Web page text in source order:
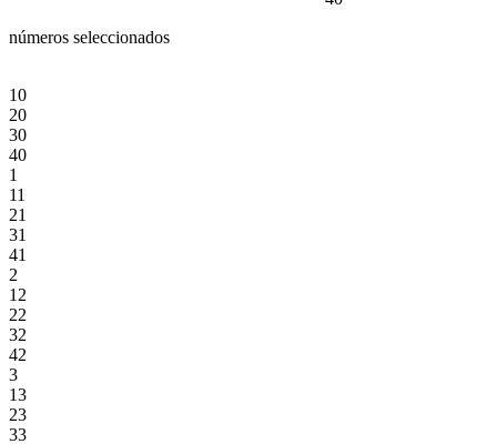
números seleccionados
10
20
30
40
1
11
21
31
41
2
12
22
32
42
3
13
23
33